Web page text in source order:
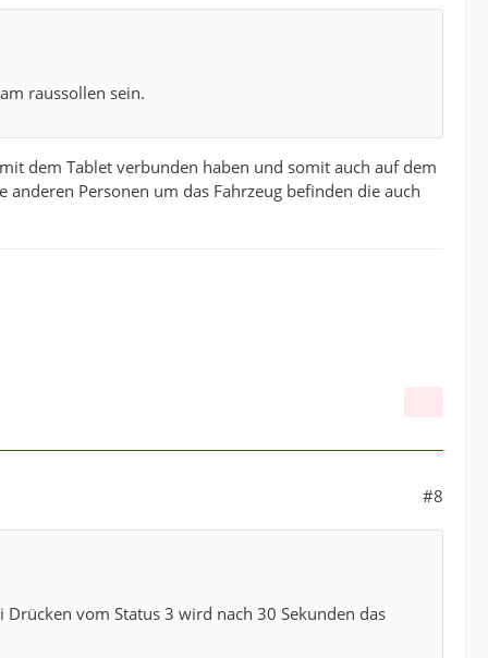
raussollen sein.
dem Tablet verbunden haben und somit auch auf dem
anderen Personen um das Fahrzeug befinden die auch
#8
vom Status 3 wird nach 30 Sekunden das